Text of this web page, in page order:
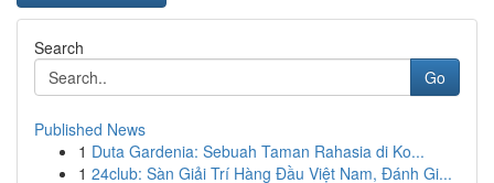
Search
Go
Published News
1 Duta Gardenia: Sebuah Taman Rahasia di Ko...
1 24club: Sàn Giải Trí Hàng Đầu Việt Nam, Đánh Gi...